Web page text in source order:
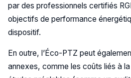
par des professionnels certifiés
objectifs de performance
dispositif.
En outre, l’Éco-PTZ peut
annexes, comme les coûts liés à